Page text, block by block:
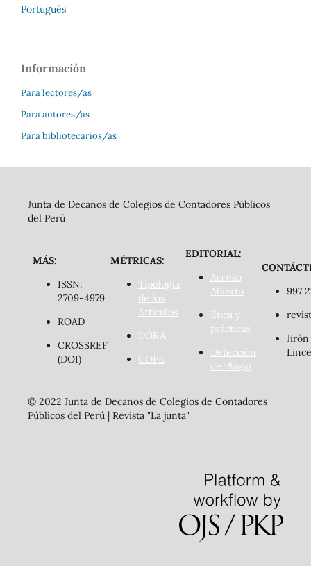
Português
Información
Para lectores/as
Para autores/as
Para bibliotecarios/as
Junta de Decanos de Colegios de Contadores Públicos
del Perú
MÁS:
ISSN:
2709-4979
ROAD
CROSSREF
(DOI)
MÉTRICAS:
Tipología
de los
Artículos
DORA
COPE
EDITORIAL:
Acceso
Abierto
Ética y
prácticas
Detección
de Plágio
997
Jirón
© 2022 Junta de Decanos de Colegios de Contadores
Públicos del Perú | Revista "La junta"